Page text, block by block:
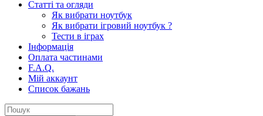
Статті та огляди
Як вибрати ноутбук
Як вибрати ігровий ноутбук ?
Тести в іграх
Інформація
Оплата частинами
F.A.Q.
Мій аккаунт
Список бажань